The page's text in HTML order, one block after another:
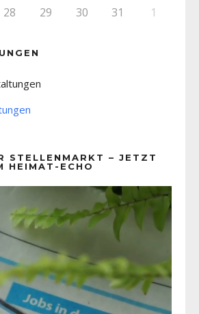
28 29 30 31 1
STELLENMARKT – JETZT
HEIMAT-ECHO
Player